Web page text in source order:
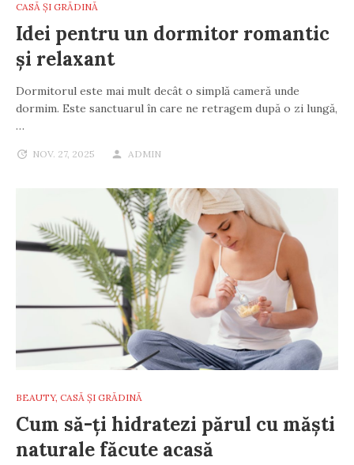
CASĂ ȘI GRĂDINĂ
Idei pentru un dormitor romantic
și relaxant
Dormitorul este mai mult decât o simplă cameră unde
dormim. Este sanctuarul în care ne retragem după o zi lungă,
…
NOV. 27, 2025 ADMIN
BEAUTY, CASĂ ȘI GRĂDINĂ
Cum să-ți hidratezi părul cu măști
naturale făcute acasă